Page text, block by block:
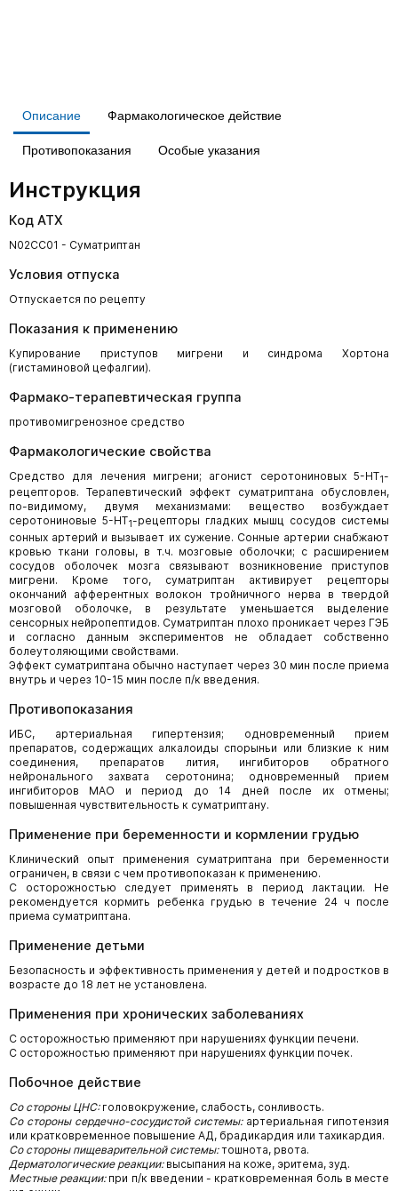
Описание Фармакологическое действие
Противопоказания Особые указания
Инструкция
Код АТХ
N02CC01 - Суматриптан
Условия отпуска
Отпускается по рецепту
Показания к применению
Купирование приступов мигрени и синдрома Хортона
(гистаминовой цефалгии).
Фармако-терапевтическая группа
противомигренозное средство
Фармакологические свойства
Средство для лечения мигрени; агонист серотониновых 5-HT1-
рецепторов. Терапевтический эффект суматриптана обусловлен,
по-видимому, двумя механизмами: вещество возбуждает
серотониновые 5-HT1-рецепторы гладких мышц сосудов системы
сонных артерий и вызывает их сужение. Сонные артерии снабжают
кровью ткани головы, в т.ч. мозговые оболочки; с расширением
сосудов оболочек мозга связывают возникновение приступов
мигрени. Кроме того, суматриптан активирует рецепторы
окончаний афферентных волокон тройничного нерва в твердой
мозговой оболочке, в результате уменьшается выделение
сенсорных нейропептидов. Суматриптан плохо проникает через ГЭБ
и согласно данным экспериментов не обладает собственно
болеутоляющими свойствами.
Эффект суматриптана обычно наступает через 30 мин после приема
внутрь и через 10-15 мин после п/к введения.
Противопоказания
ИБС, артериальная гипертензия; одновременный прием
препаратов, содержащих алкалоиды спорыньи или близкие к ним
соединения, препаратов лития, ингибиторов обратного
нейронального захвата серотонина; одновременный прием
ингибиторов МАО и период до 14 дней после их отмены;
повышенная чувствительность к суматриптану.
Применение при беременности и кормлении грудью
Клинический опыт применения суматриптана при беременности
ограничен, в связи с чем противопоказан к применению.
С осторожностью следует применять в период лактации. Не
рекомендуется кормить ребенка грудью в течение 24 ч после
приема суматриптана.
Применение детьми
Безопасность и эффективность применения у детей и подростков в
возрасте до 18 лет не установлена.
Применения при хронических заболеваниях
С осторожностью применяют при нарушениях функции печени.
С осторожностью применяют при нарушениях функции почек.
Побочное действие
Со стороны ЦНС:головокружение, слабость, сонливость.
Со стороны сердечно-сосудистой системы:артериальная гипотензия
или кратковременное повышение АД, брадикардия или тахикардия.
Со стороны пищеварительной системы:тошнота, рвота.
Дерматологические реакции:высыпания на коже, эритема, зуд.
Местные реакции:при п/к введении - кратковременная боль в месте